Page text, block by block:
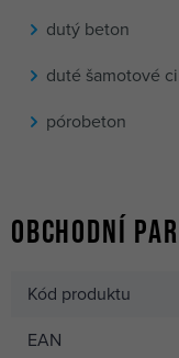
dutý beton
duté šamotové
pórobeton
Obchodní
Kód produktu
EAN